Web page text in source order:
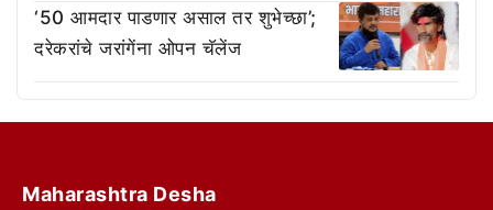
‘50 आमदार पाडणार असाल तर शुभेच्छा’;
दरेकरांचे जरांगेंना ओपन चॅलेंज
Maharashtra Desha